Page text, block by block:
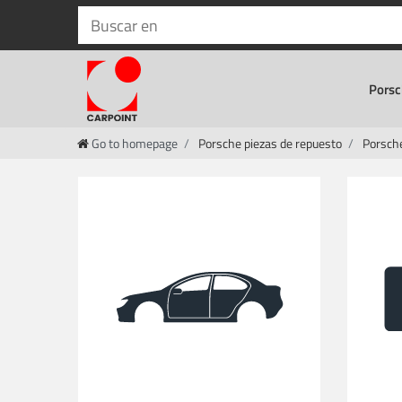
Go to homepage Porsche piezas de repuesto